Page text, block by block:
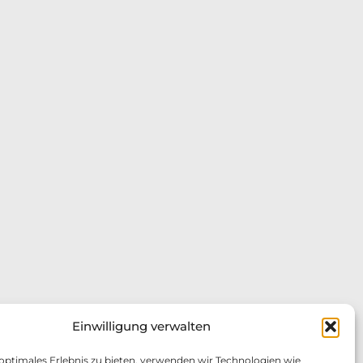
Einwilligung verwalten
Erlebnis zu bieten, verwenden wir Technologien wie